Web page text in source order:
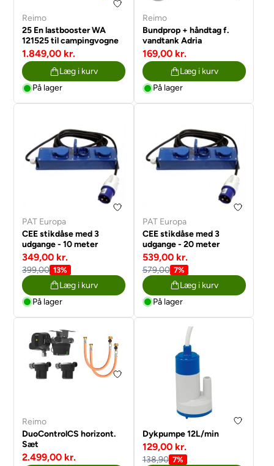
Reimo
25 En lastbooster WA
121525 til campingvogne
1.849,00 kr.
Læg i kurv
På lager
Reimo
Bundprop + håndtag f.
vandtank Adria
169,00 kr.
Læg i kurv
På lager
PAT Europa
CEE stikdåse med 3
udgange - 10 meter
349,00 kr.
399,00 13%
Læg i kurv
På lager
PAT Europa
CEE stikdåse med 3
udgange - 20 meter
539,00 kr.
579,00 7%
Læg i kurv
På lager
Reimo
DuoControlCS horizont.
Sæt
2.499,00 kr.
Dykpumpe 12L/min
129,00 kr.
138,90 7%